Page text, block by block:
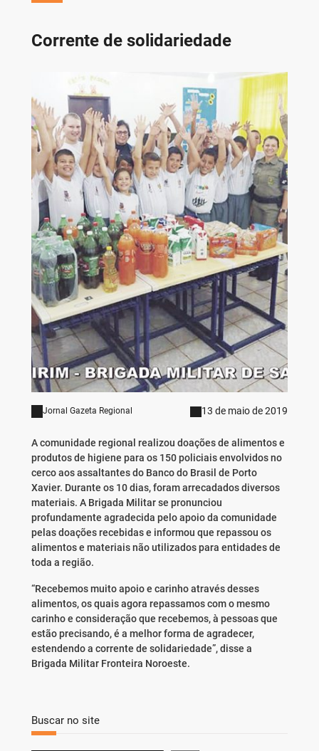
Corrente de solidariedade
Jornal Gazeta Regional 13 de maio de 2019
A comunidade regional realizou doações de alimentos e
produtos de higiene para os 150 policiais envolvidos no
cerco aos assaltantes do Banco do Brasil de Porto
Xavier. Durante os 10 dias, foram arrecadados diversos
materiais. A Brigada Militar se pronunciou
profundamente agradecida pelo apoio da comunidade
pelas doações recebidas e informou que repassou os
alimentos e materiais não utilizados para entidades de
toda a região.
“Recebemos muito apoio e carinho através desses
alimentos, os quais agora repassamos com o mesmo
carinho e consideração que recebemos, à pessoas que
estão precisando, é a melhor forma de agradecer,
estendendo a corrente de solidariedade”, disse a
Brigada Militar Fronteira Noroeste.
Buscar no site